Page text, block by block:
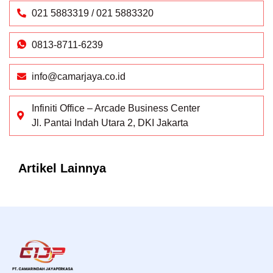
021 5883319 / 021 5883320
0813-8711-6239
info@camarjaya.co.id
Infiniti Office – Arcade Business Center
Jl. Pantai Indah Utara 2, DKI Jakarta
Artikel Lainnya